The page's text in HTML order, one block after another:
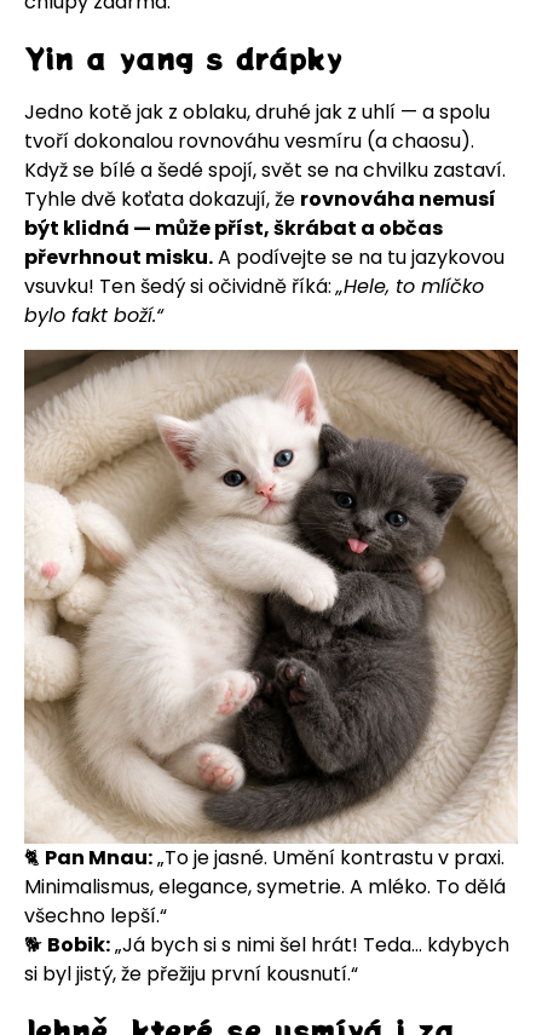
Yin a yang s drápky
Jedno kotě jak z oblaku, druhé jak z uhlí — a spolu
tvoří dokonalou rovnováhu vesmíru (a chaosu).
Když se bílé a šedé spojí, svět se na chvilku zastaví.
Tyhle dvě koťata dokazují, že rovnováha nemusí
být klidná — může příst, škrábat a občas
převrhnout misku.A podívejte se na tu jazykovou
vsuvku! Ten šedý si očividně říká:„Hele, to mlíčko
bylo fakt boží.“
🐈 Pan Mnau:„To je jasné. Umění kontrastu v praxi.
Minimalismus, elegance, symetrie. A mléko. To dělá
všechno lepší.“
🐕 Bobik:„Já bych si s nimi šel hrát! Teda… kdybych
si byl jistý, že přežiju první kousnutí.“